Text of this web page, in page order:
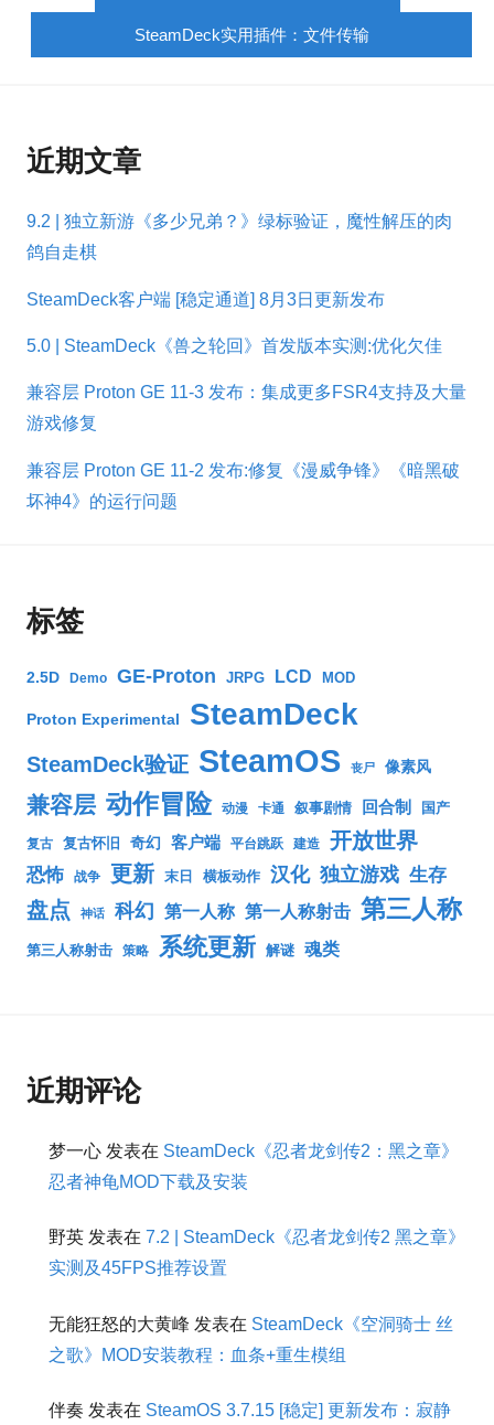
SteamDeck实用插件：文件传输
近期文章
9.2 | 独立新游《多少兄弟？》绿标验证，魔性解压的肉
鸽自走棋
SteamDeck客户端 [稳定通道] 8月3日更新发布
5.0 | SteamDeck《兽之轮回》首发版本实测:优化欠佳
兼容层 Proton GE 11-3 发布：集成更多FSR4支持及大量
游戏修复
兼容层 Proton GE 11-2 发布:修复《漫威争锋》《暗黑破
坏神4》的运行问题
标签
2.5D Demo GE-Proton JRPG LCD MOD
Proton Experimental SteamDeck
SteamDeck验证 SteamOS 丧尸 像素风
兼容层 动作冒险 动漫 卡通 叙事剧情 回合制 国产
复古 复古怀旧 奇幻 客户端 平台跳跃 建造 开放世界
恐怖 战争 更新 末日 横板动作 汉化 独立游戏 生存
盘点 神话 科幻 第一人称 第一人称射击 第三人称
第三人称射击 策略 系统更新 解谜 魂类
近期评论
梦一心 发表在 SteamDeck《忍者龙剑传2：黑之章》
忍者神龟MOD下载及安装
野英 发表在 7.2 | SteamDeck《忍者龙剑传2 黑之章》
实测及45FPS推荐设置
无能狂怒的大黄峰 发表在 SteamDeck《空洞骑士 丝
之歌》MOD安装教程：血条+重生模组
伴奏 发表在 SteamOS 3.7.15 [稳定] 更新发布：寂静